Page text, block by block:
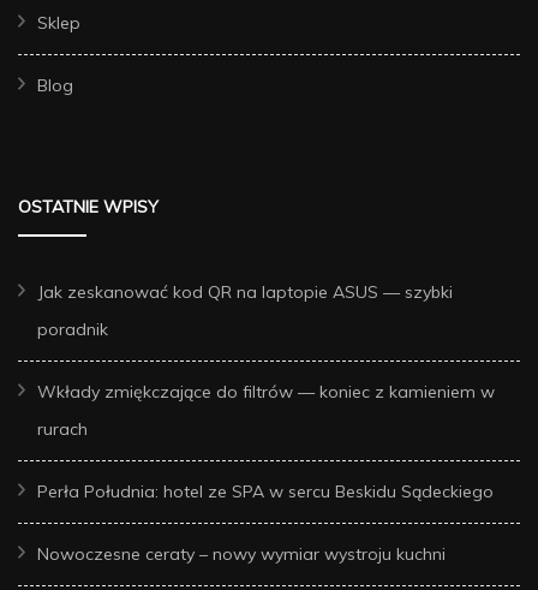
Sklep
Blog
OSTATNIE WPISY
Jak zeskanować kod QR na laptopie ASUS — szybki
poradnik
Wkłady zmiękczające do filtrów — koniec z kamieniem w
rurach
Perła Południa: hotel ze SPA w sercu Beskidu Sądeckiego
Nowoczesne ceraty – nowy wymiar wystroju kuchni